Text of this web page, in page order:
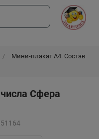
Мини-плакат А4. Состав
Сфера